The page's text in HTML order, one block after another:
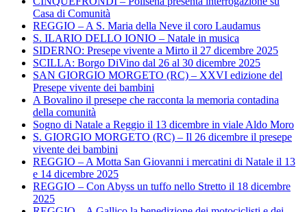
Casa di Comunità
REGGIO – A S. Maria della Neve il coro Laudamus
S. ILARIO DELLO IONIO – Natale in musica
SIDERNO: Presepe vivente a Mirto il 27 dicembre 2025
SCILLA: Borgo DiVino dal 26 al 30 dicembre 2025
SAN GIORGIO MORGETO (RC) – XXVI edizione del
Presepe vivente dei bambini
A Bovalino il presepe che racconta la memoria contadina
della comunità
Sogno di Natale a Reggio il 13 dicembre in viale Aldo Moro
S. GIORGIO MORGETO (RC) – Il 26 dicembre il presepe
vivente dei bambini
REGGIO – A Motta San Giovanni i mercatini di Natale il 13
e 14 dicembre 2025
REGGIO – Con Abyss un tuffo nello Stretto il 18 dicembre
2025